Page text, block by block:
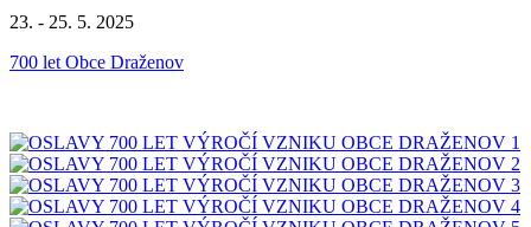
23. - 25. 5. 2025
700 let Obce Draženov